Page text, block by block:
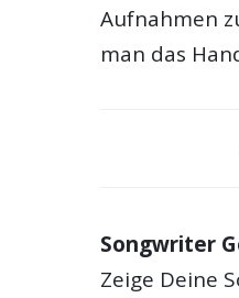
Aufnahmen
man das
Songwriter
Zeige Deine